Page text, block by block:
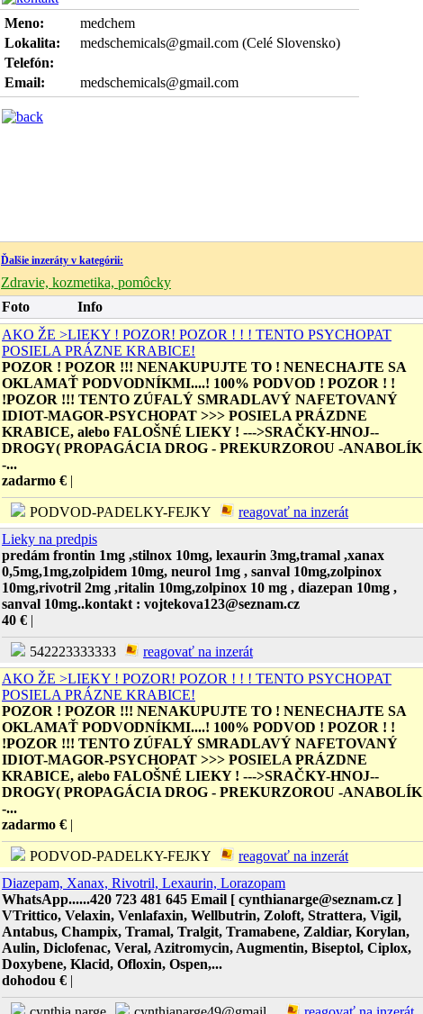
Meno:
medchem
Lokalita:
medschemicals@gmail.com (Celé Slovensko)
Telefón:
Email:
medschemicals@gmail.com
Ďalšie inzeráty v kategórii:
Zdravie, kozmetika, pomôcky
Foto
Info
AKO ŽE >LIEKY ! POZOR! POZOR ! ! ! TENTO PSYCHOPAT
POSIELA PRÁZNE KRABICE!
POZOR ! POZOR !!! NENAKUPUJTE TO ! NENECHAJTE SA
OKLAMAŤ PODVODNÍKMI....! 100% PODVOD ! POZOR ! !
!POZOR !!! TENTO ZÚFALÝ SMRADLAVÝ NAFETOVANÝ
IDIOT-MAGOR-PSYCHOPAT >>> POSIELA PRÁZDNE
KRABICE, alebo FALOŠNÉ LIEKY ! --->SRAČKY-HNOJ--
DROGY( PROPAGÁCIA DROG - PREKURZOROU -ANABOLÍK
-...
zadarmo € |
PODVOD-PADELKY-FEJKY
reagovať na inzerát
Lieky na predpis
predám frontin 1mg ,stilnox 10mg, lexaurin 3mg,tramal ,xanax
0,5mg,1mg,zolpidem 10mg, neurol 1mg , sanval 10mg,zolpinox
10mg,rivotril 2mg ,ritalin 10mg,zolpinox 10 mg , diazepan 10mg ,
sanval 10mg..kontakt : vojtekova123@seznam.cz
40 € |
542223333333
reagovať na inzerát
AKO ŽE >LIEKY ! POZOR! POZOR ! ! ! TENTO PSYCHOPAT
POSIELA PRÁZNE KRABICE!
POZOR ! POZOR !!! NENAKUPUJTE TO ! NENECHAJTE SA
OKLAMAŤ PODVODNÍKMI....! 100% PODVOD ! POZOR ! !
!POZOR !!! TENTO ZÚFALÝ SMRADLAVÝ NAFETOVANÝ
IDIOT-MAGOR-PSYCHOPAT >>> POSIELA PRÁZDNE
KRABICE, alebo FALOŠNÉ LIEKY ! --->SRAČKY-HNOJ--
DROGY( PROPAGÁCIA DROG - PREKURZOROU -ANABOLÍK
-...
zadarmo € |
PODVOD-PADELKY-FEJKY
reagovať na inzerát
Diazepam, Xanax, Rivotril, Lexaurin, Lorazopam
WhatsApp......420 723 481 645 Email [ cynthianarge@seznam.cz ]
VTrittico, Velaxin, Venlafaxin, Wellbutrin, Zoloft, Strattera, Vigil,
Antabus, Champix, Tramal, Tralgit, Tramabene, Zaldiar, Korylan,
Aulin, Diclofenac, Veral, Azitromycin, Augmentin, Biseptol, Ciplox,
Doxybene, Klacid, Ofloxin, Ospen,...
dohodou € |